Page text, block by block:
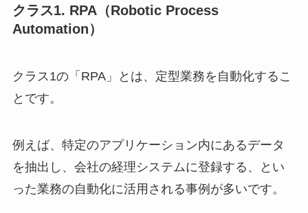
クラス1. RPA（Robotic Process
Automation）
クラス1の「RPA」とは、定型業務を自動化するこ
とです。
例えば、特定のアプリケーション内にあるデータ
を抽出し、会社の経理システムに登録する、とい
った業務の自動化に活用される事例が多いです。